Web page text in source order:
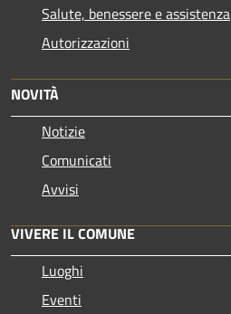
Salute, benessere e assistenza
Autorizzazioni
NOVITÀ
Notizie
Comunicati
Avvisi
VIVERE IL COMUNE
Luoghi
Eventi